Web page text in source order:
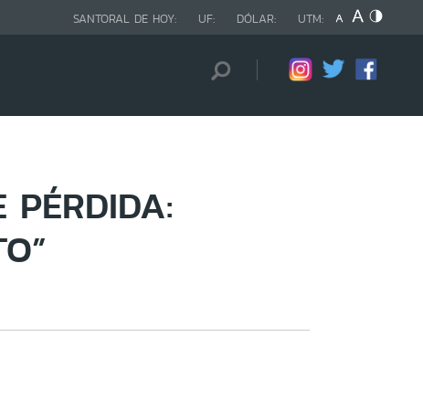
SANTORAL DE HOY: UF: DÓLAR: UTM: